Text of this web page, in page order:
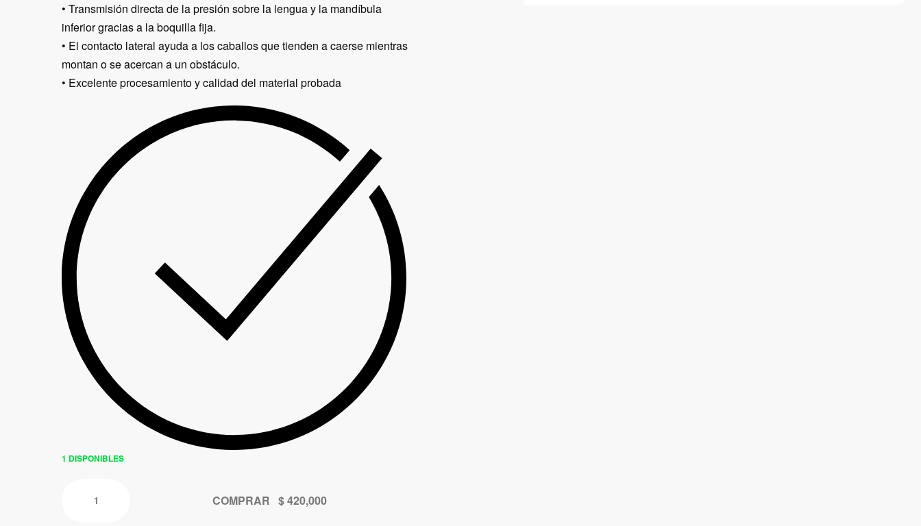
• Transmisión directa de la presión sobre la lengua y la mandíbula
inferior gracias a la boquilla fija.
• El contacto lateral ayuda a los caballos que tienden a caerse mientras
montan o se acercan a un obstáculo.
• Excelente procesamiento y calidad del material probada
1 DISPONIBLES
COMPRAR